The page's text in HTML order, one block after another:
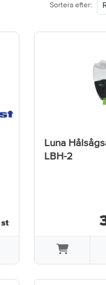
Sortera efter:
Luna
LBH-2